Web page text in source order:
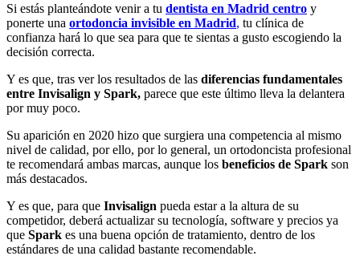
Si estás planteándote venir a tu dentista en Madrid centro y
ponerte una ortodoncia invisible en Madrid, tu clínica de
confianza hará lo que sea para que te sientas a gusto escogiendo la
decisión correcta.
Y es que, tras ver los resultados de las diferencias fundamentales
entre Invisalign y Spark, parece que este último lleva la delantera
por muy poco.
Su aparición en 2020 hizo que surgiera una competencia al mismo
nivel de calidad, por ello, por lo general, un ortodoncista profesional
te recomendará ambas marcas, aunque los beneficios de Spark son
más destacados.
Y es que, para que Invisalign pueda estar a la altura de su
competidor, deberá actualizar su tecnología, software y precios ya
que Spark es una buena opción de tratamiento, dentro de los
estándares de una calidad bastante recomendable.